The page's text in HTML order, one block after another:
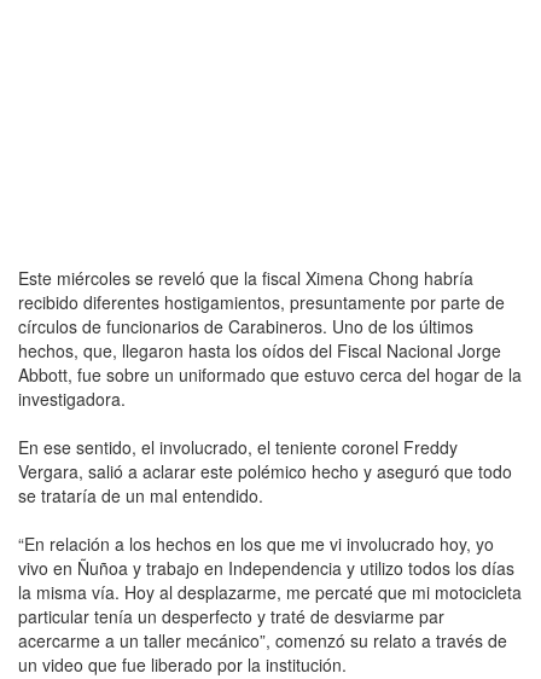
Este miércoles se reveló que la fiscal Ximena Chong habría
recibido diferentes hostigamientos, presuntamente por parte de
círculos de funcionarios de Carabineros. Uno de los últimos
hechos, que, llegaron hasta los oídos del Fiscal Nacional Jorge
Abbott, fue sobre un uniformado que estuvo cerca del hogar de la
investigadora.
En ese sentido, el involucrado, el teniente coronel Freddy
Vergara, salió a aclarar este polémico hecho y aseguró que todo
se trataría de un mal entendido.
“En relación a los hechos en los que me vi involucrado hoy, yo
vivo en Ñuñoa y trabajo en Independencia y utilizo todos los días
la misma vía. Hoy al desplazarme, me percaté que mi motocicleta
particular tenía un desperfecto y traté de desviarme par
acercarme a un taller mecánico”, comenzó su relato a través de
un video que fue liberado por la institución.